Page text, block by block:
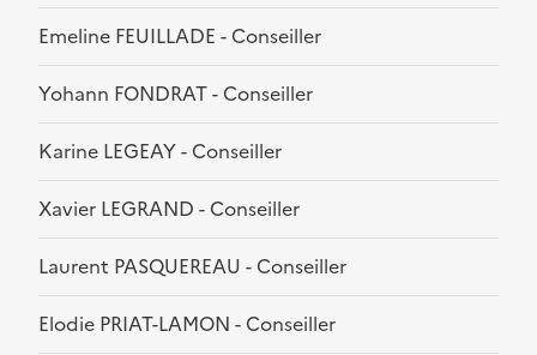
Emeline FEUILLADE - Conseiller
Yohann FONDRAT - Conseiller
Karine LEGEAY - Conseiller
Xavier LEGRAND - Conseiller
Laurent PASQUEREAU - Conseiller
Elodie PRIAT-LAMON - Conseiller